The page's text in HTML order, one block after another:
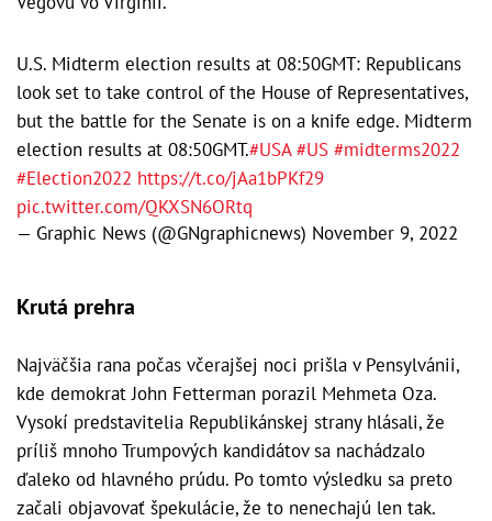
U.S. Midterm election results at 08:50GMT: Republicans
look set to take control of the House of Representatives,
but the battle for the Senate is on a knife edge. Midterm
election results at 08:50GMT.#USA #US #midterms2022
#Election2022 https://t.co/jAa1bPKf29
pic.twitter.com/QKXSN6ORtq
— Graphic News (@GNgraphicnews) November 9, 2022
Krutá prehra
Najväčšia rana počas včerajšej noci prišla v Pensylvánii,
kde demokrat John Fetterman porazil Mehmeta Oza.
Vysokí predstavitelia Republikánskej strany hlásali, že
príliš mnoho Trumpových kandidátov sa nachádzalo
ďaleko od hlavného prúdu. Po tomto výsledku sa preto
začali objavovať špekulácie, že to nenechajú len tak.